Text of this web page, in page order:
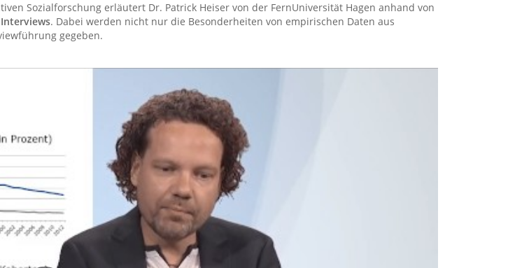
Sozialforschung erläutert Dr. Patrick Heiser von der FernUniversität Hagen anhand von
. Dabei werden nicht nur die Besonderheiten von empirischen Daten aus
gegeben.